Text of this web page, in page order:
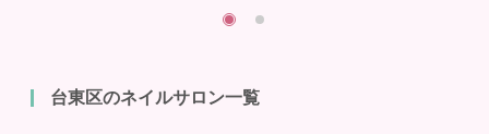
台東区のネイルサロン一覧